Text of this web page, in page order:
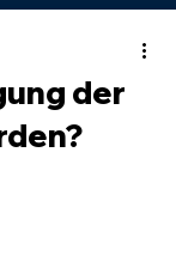
der